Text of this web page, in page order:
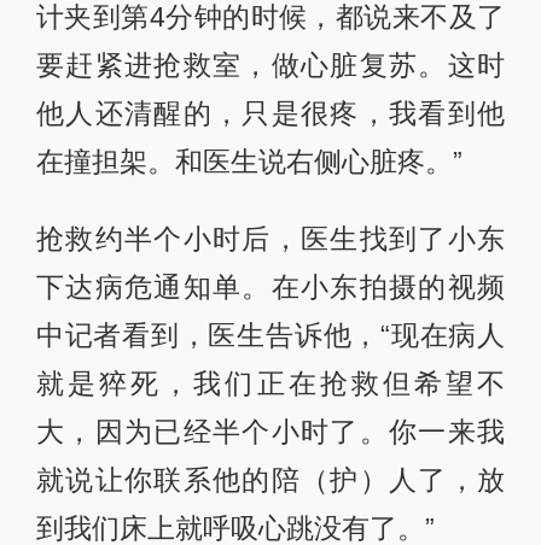
计夹到第4分钟的时候，都说来不及了
要赶紧进抢救室，做心脏复苏。这时
他人还清醒的，只是很疼，我看到他
在撞担架。和医生说右侧心脏疼。”
抢救约半个小时后，医生找到了小东
下达病危通知单。在小东拍摄的视频
中记者看到，医生告诉他，“现在病人
就是猝死，我们正在抢救但希望不
大，因为已经半个小时了。你一来我
就说让你联系他的陪（护）人了，放
到我们床上就呼吸心跳没有了。”